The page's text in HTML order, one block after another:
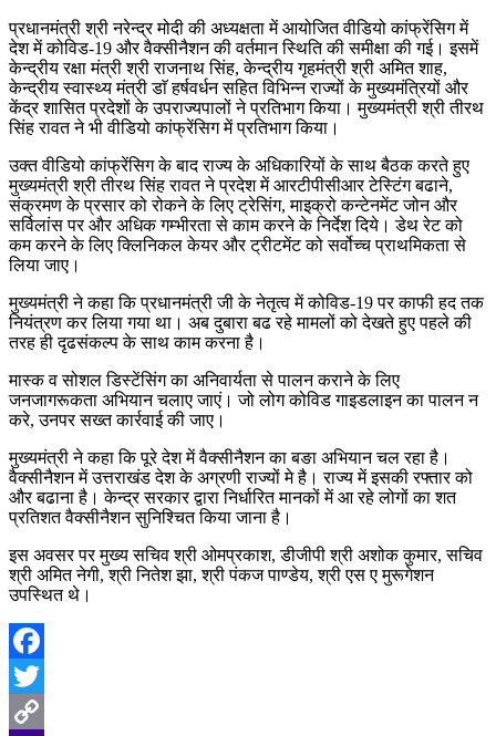
प्रधानमंत्री श्री नरेन्द्र मोदी की अध्यक्षता में आयोजित वीडियो कांफ्रेंसिग में
देश में कोविड-19 और वैक्सीनैशन की वर्तमान स्थिति की समीक्षा की गई। इसमें
केन्द्रीय रक्षा मंत्री श्री राजनाथ सिंह, केन्द्रीय गृहमंत्री श्री अमित शाह,
केन्द्रीय स्वास्थ्य मंत्री डाॅ हर्षवर्धन सहित विभिन्न राज्यों के मुख्यमंत्रियों और
केंद्र शासित प्रदेशों के उपराज्यपालों ने प्रतिभाग किया। मुख्यमंत्री श्री तीरथ
सिंह रावत ने भी वीडियो कांफ्रेंसिग में प्रतिभाग किया।
उक्त वीडियो कांफ्रेंसिग के बाद राज्य के अधिकारियों के साथ बैठक करते हुए
मुख्यमंत्री श्री तीरथ सिंह रावत ने प्रदेश में आरटीपीसीआर टेस्टिंग बढाने,
संक्रमण के प्रसार को रोकने के लिए ट्रेसिंग, माइक्रो कन्टेनमेंट जोन और
सर्विलांस पर और अधिक गम्भीरता से काम करने के निर्देश दिये। डेथ रेट को
कम करने के लिए क्लिनिकल केयर और ट्रीटमेंट को सर्वोच्च प्राथमिकता से
लिया जाए।
मुख्यमंत्री ने कहा कि प्रधानमंत्री जी के नेतृत्व में कोविड-19 पर काफी हद तक
नियंत्रण कर लिया गया था। अब दुबारा बढ रहे मामलों को देखते हुए पहले की
तरह ही दृढसंकल्प के साथ काम करना है।
मास्क व सोशल डिस्टेंसिंग का अनिवार्यता से पालन कराने के लिए
जनजागरूकता अभियान चलाए जाएं। जो लोग कोविड गाइडलाइन का पालन न
करे, उनपर सख्त कार्रवाई की जाए।
मुख्यमंत्री ने कहा कि पूरे देश में वैक्सीनैशन का बङा अभियान चल रहा है।
वैक्सीनैशन में उत्तराखंड देश के अग्रणी राज्यों मे है। राज्य में इसकी रफ्तार को
और बढाना है। केन्द्र सरकार द्वारा निर्धारित मानकों में आ रहे लोगों का शत
प्रतिशत वैक्सीनैशन सुनिश्चित किया जाना है।
इस अवसर पर मुख्य सचिव श्री ओमप्रकाश, डीजीपी श्री अशोक कुमार, सचिव
श्री अमित नेगी, श्री नितेश झा, श्री पंकज पाण्डेय, श्री एस ए मुरूगेशन
उपस्थित थे।
Facebook
Twitter